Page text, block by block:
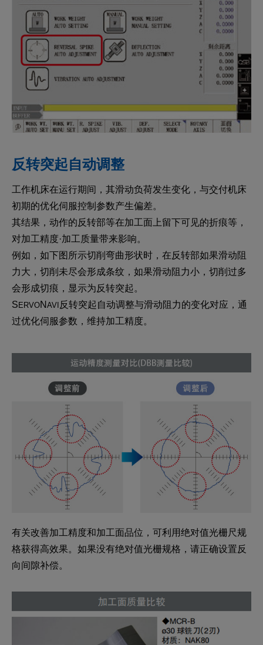
反转突起自动调整
工作机床在运行期间，其滑动负荷发生变化，与交付机床
初期的优化伺服控制参数产生偏差。
其结果，动作的反转部等在加工面上留下可见的折痕等，
对加工精度·加工质量带来影响。
例如，如下图所示切削弯曲形状时，在反转部如果滑动阻
力大，切削未尽会形成条纹，如果滑动阻力小，切削过多
会形成切痕，显示为反转突起。
S ERVON AVI 反转突起自动调整与滑动阻力的变化对应，通
过优化伺服参数，维持加工精度。
有关改善加工精度和加工面品位，可利用绝对值光栅尺规
格获得高效果。如果没有绝对值光栅规格，请正确设置反
向间隙补偿。